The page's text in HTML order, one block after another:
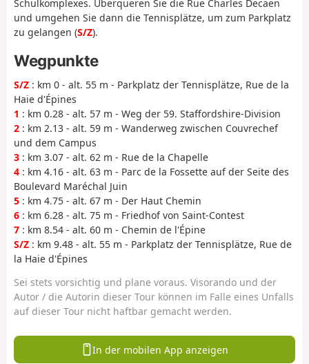
Schulkomplexes. Überqueren Sie die Rue Charles Decaen
und umgehen Sie dann die Tennisplätze, um zum Parkplatz
zu gelangen (S/Z).
Wegpunkte
S/Z : km 0 - alt. 55 m - Parkplatz der Tennisplätze, Rue de la
Haie d'Épines
1 : km 0.28 - alt. 57 m - Weg der 59. Staffordshire-Division
2 : km 2.13 - alt. 59 m - Wanderweg zwischen Couvrechef
und dem Campus
3 : km 3.07 - alt. 62 m - Rue de la Chapelle
4 : km 4.16 - alt. 63 m - Parc de la Fossette auf der Seite des
Boulevard Maréchal Juin
5 : km 4.75 - alt. 67 m - Der Haut Chemin
6 : km 6.28 - alt. 75 m - Friedhof von Saint-Contest
7 : km 8.54 - alt. 60 m - Chemin de l'Épine
S/Z : km 9.48 - alt. 55 m - Parkplatz der Tennisplätze, Rue de
la Haie d'Épines
Sei stets vorsichtig und plane voraus. Visorando und der
Autor / die Autorin dieser Tour können im Falle eines Unfalls
auf dieser Tour nicht haftbar gemacht werden.
In der mobilen App anzeigen